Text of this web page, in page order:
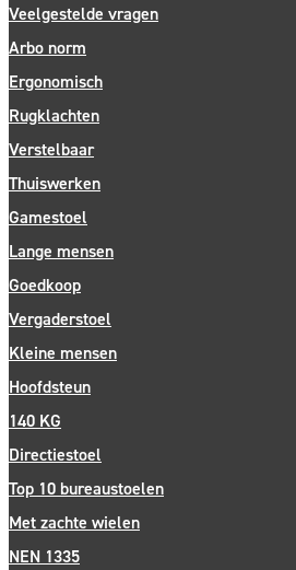
Veelgestelde vragen
Arbo norm
Ergonomisch
Rugklachten
Verstelbaar
Thuiswerken
Gamestoel
Lange mensen
Goedkoop
Vergaderstoel
Kleine mensen
Hoofdsteun
140 KG
Directiestoel
Top 10 bureaustoelen
Met zachte wielen
NEN 1335